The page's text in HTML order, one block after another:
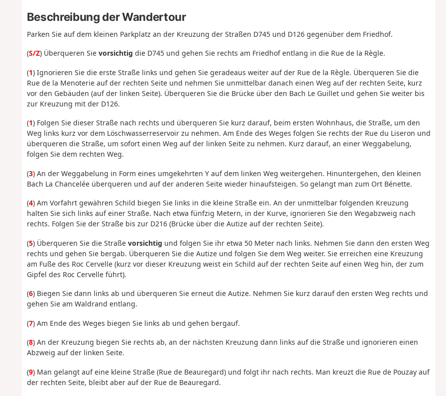
Beschreibung der Wandertour
Parken Sie auf dem kleinen Parkplatz an der Kreuzung der Straßen D745 und D126 gegenüber dem Friedhof.
(S/Z) Überqueren Sie vorsichtig die D745 und gehen Sie rechts am Friedhof entlang in die Rue de la Règle.
(1) Ignorieren Sie die erste Straße links und gehen Sie geradeaus weiter auf der Rue de la Règle. Überqueren Sie die
Rue de la Menoterie auf der rechten Seite und nehmen Sie unmittelbar danach einen Weg auf der rechten Seite, kurz
vor den Gebäuden (auf der linken Seite). Überqueren Sie die Brücke über den Bach Le Guillet und gehen Sie weiter bis
zur Kreuzung mit der D126.
(1) Folgen Sie dieser Straße nach rechts und überqueren Sie kurz darauf, beim ersten Wohnhaus, die Straße, um den
Weg links kurz vor dem Löschwasserreservoir zu nehmen. Am Ende des Weges folgen Sie rechts der Rue du Liseron und
überqueren die Straße, um sofort einen Weg auf der linken Seite zu nehmen. Kurz darauf, an einer Weggabelung,
folgen Sie dem rechten Weg.
(3) An der Weggabelung in Form eines umgekehrten Y auf dem linken Weg weitergehen. Hinuntergehen, den kleinen
Bach La Chancelée überqueren und auf der anderen Seite wieder hinaufsteigen. So gelangt man zum Ort Bénette.
(4) Am Vorfahrt gewähren Schild biegen Sie links in die kleine Straße ein. An der unmittelbar folgenden Kreuzung
halten Sie sich links auf einer Straße. Nach etwa fünfzig Metern, in der Kurve, ignorieren Sie den Wegabzweig nach
rechts. Folgen Sie der Straße bis zur D216 (Brücke über die Autize auf der rechten Seite).
(5) Überqueren Sie die Straße vorsichtig und folgen Sie ihr etwa 50 Meter nach links. Nehmen Sie dann den ersten Weg
rechts und gehen Sie bergab. Überqueren Sie die Autize und folgen Sie dem Weg weiter. Sie erreichen eine Kreuzung
am Fuße des Roc Cervelle (kurz vor dieser Kreuzung weist ein Schild auf der rechten Seite auf einen Weg hin, der zum
Gipfel des Roc Cervelle führt).
(6) Biegen Sie dann links ab und überqueren Sie erneut die Autize. Nehmen Sie kurz darauf den ersten Weg rechts und
gehen Sie am Waldrand entlang.
(7) Am Ende des Weges biegen Sie links ab und gehen bergauf.
(8) An der Kreuzung biegen Sie rechts ab, an der nächsten Kreuzung dann links auf die Straße und ignorieren einen
Abzweig auf der linken Seite.
(9) Man gelangt auf eine kleine Straße (Rue de Beauregard) und folgt ihr nach rechts. Man kreuzt die Rue de Pouzay auf
der rechten Seite, bleibt aber auf der Rue de Beauregard.